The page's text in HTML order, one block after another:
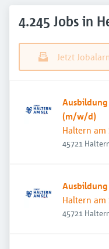
4.245 Jobs in
Jetzt
(m/w/d)
Haltern am
45721
Haltern am
45721